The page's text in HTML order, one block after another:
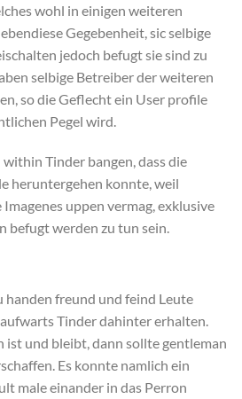
wohl in einigen weiteren
Gegebenheit, sic selbige
jedoch befugt sie sind zu
selbige Betreiber der weiteren
so die Geflecht ein User profile
Pegel wird.
Tinder bangen, dass die
heruntergehen konnte, weil
uppen vermag, exklusive
befugt werden zu tun sein.
handen freund und feind Leute
Tinder dahinter erhalten.
ist und bleibt, dann sollte gentleman
Es konnte namlich ein
male einander in das Perron